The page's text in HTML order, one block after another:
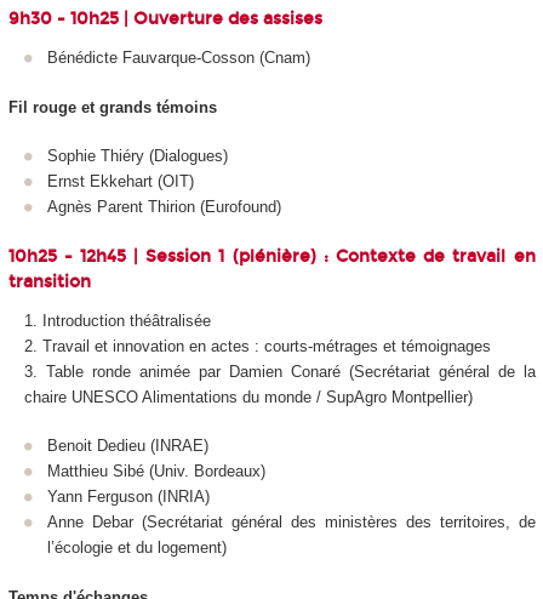
9h30 - 10h25 | Ouverture des assises
Bénédicte Fauvarque-Cosson (Cnam)
Fil rouge et grands témoins
Sophie Thiéry (Dialogues)
Ernst Ekkehart (OIT)
Agnès Parent Thirion (Eurofound)
10h25 - 12h45 | Session 1 (plénière) : Contexte de travail en
transition
Introduction théâtralisée
Travail et innovation en actes : courts-métrages et témoignages
Table ronde animée par Damien Conaré (Secrétariat général de la
chaire UNESCO Alimentations du monde / SupAgro Montpellier)
Benoit Dedieu (INRAE)
Matthieu Sibé (Univ. Bordeaux)
Yann Ferguson (INRIA)
Anne Debar (Secrétariat général des ministères des territoires, de
l’écologie et du logement)